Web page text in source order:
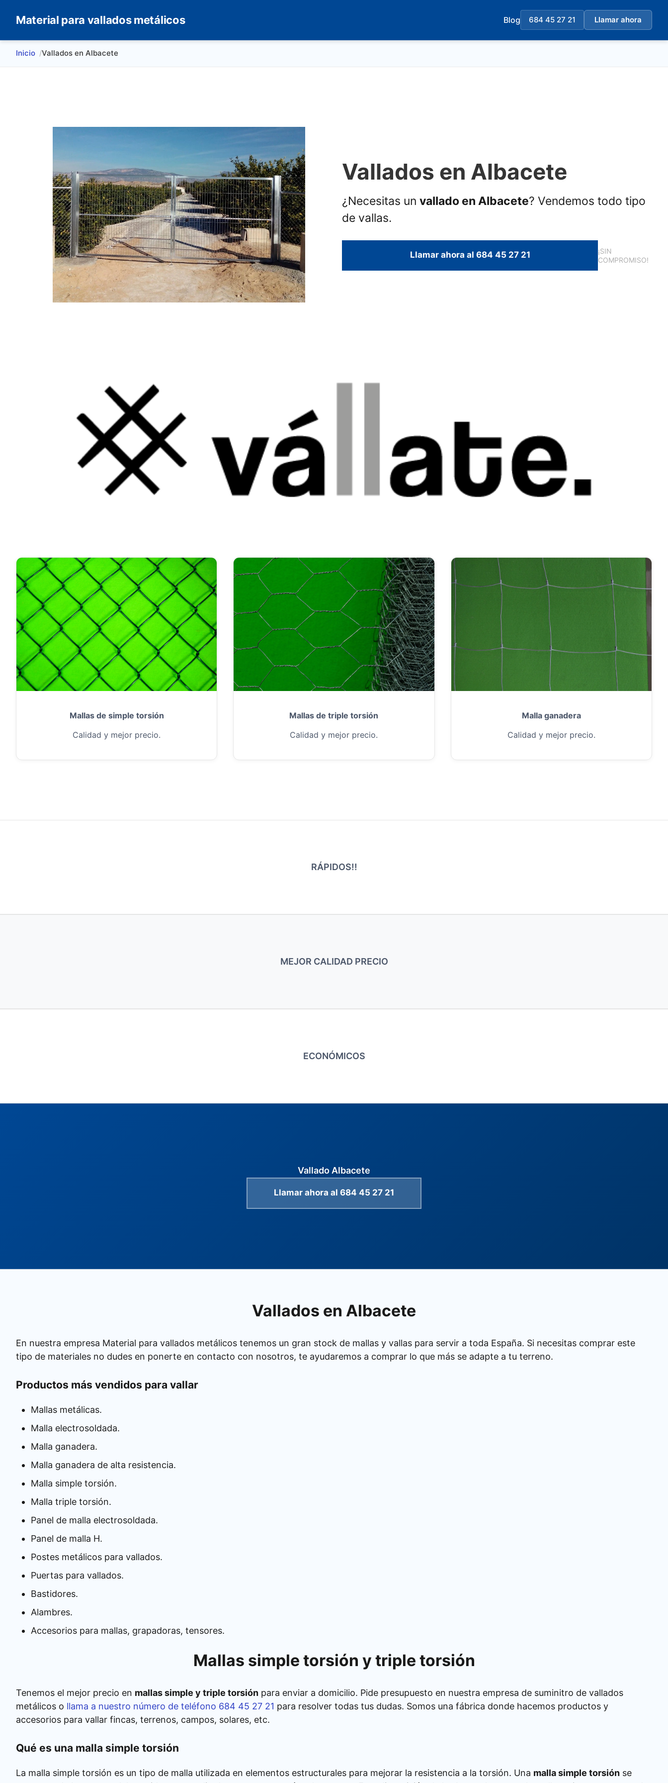
Material para vallados metálicos Blog 684 45 27 21 Llamar ahora
Inicio Vallados en Albacete
Vallados en Albacete
¿Necesitas un vallado en Albacete? Vendemos todo tipo
de vallas.
Llamar ahora al 684 45 27 21
¡SIN
COMPROMISO!
Mallas de simple torsión
Calidad y mejor precio.
Mallas de triple torsión
Calidad y mejor precio.
Malla ganadera
Calidad y mejor precio.
RÁPIDOS!!
MEJOR CALIDAD PRECIO
ECONÓMICOS
Vallado Albacete
Llamar ahora al 684 45 27 21
Vallados en Albacete
En nuestra empresa Material para vallados metálicos tenemos un gran stock de mallas y vallas para servir a toda España. Si necesitas comprar este
tipo de materiales no dudes en ponerte en contacto con nosotros, te ayudaremos a comprar lo que más se adapte a tu terreno.
Productos más vendidos para vallar
Mallas metálicas.
Malla electrosoldada.
Malla ganadera.
Malla ganadera de alta resistencia.
Malla simple torsión.
Malla triple torsión.
Panel de malla electrosoldada.
Panel de malla H.
Postes metálicos para vallados.
Puertas para vallados.
Bastidores.
Alambres.
Accesorios para mallas, grapadoras, tensores.
Mallas simple torsión y triple torsión
Tenemos el mejor precio en mallas simple y triple torsión para enviar a domicilio. Pide presupuesto en nuestra empresa de suminitro de vallados
metálicos o llama a nuestro número de teléfono 684 45 27 21 para resolver todas tus dudas. Somos una fábrica donde hacemos productos y
accesorios para vallar fincas, terrenos, campos, solares, etc.
Qué es una malla simple torsión
La malla simple torsión es un tipo de malla utilizada en elementos estructurales para mejorar la resistencia a la torsión. Una malla simple torsión se